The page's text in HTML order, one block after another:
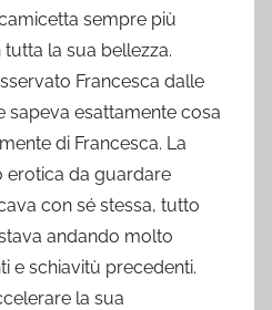
sempre più
la sua bellezza.
Francesca dalle
sapeva esattamente cosa
di Francesca. La
erotica da guardare
con sé stessa, tutto
andando molto
e schiavitù precedenti.
la sua